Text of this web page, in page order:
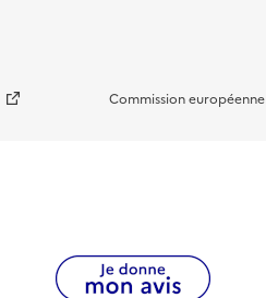
Commission européenne